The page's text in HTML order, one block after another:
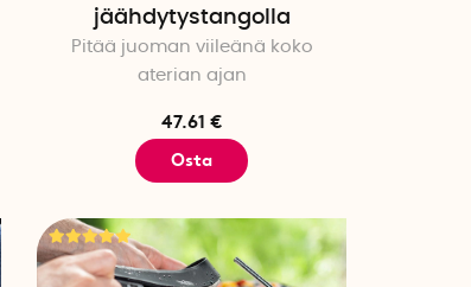
jäähdytystangolla
Pitää juoman viileänä koko
aterian ajan
47.61 €
Osta